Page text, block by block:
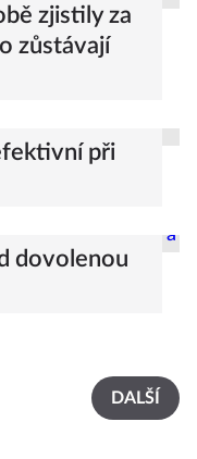
zjistily za
zůstávají
při
dovolenou
DALŠÍ